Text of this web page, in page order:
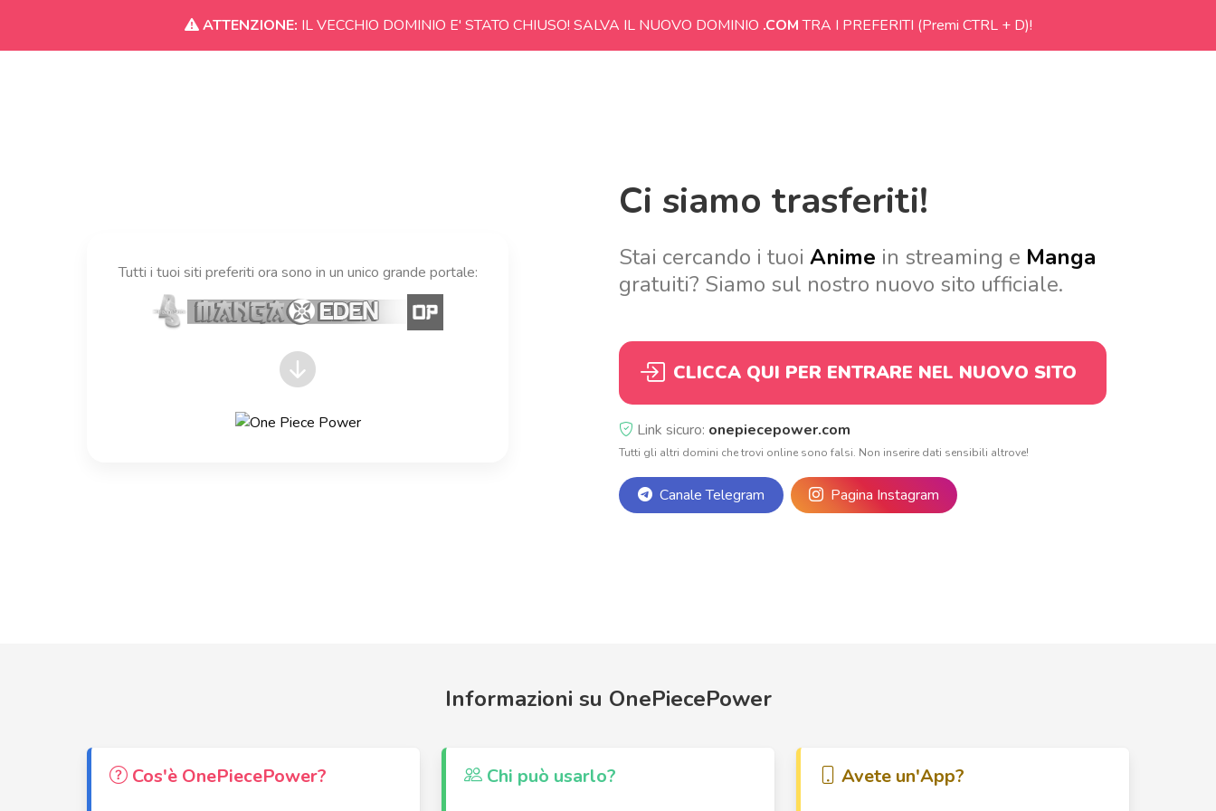
ATTENZIONE: IL VECCHIO DOMINIO E' STATO CHIUSO! SALVA IL NUOVO DOMINIO .COMTRA I PREFERITI (Premi CTRL + D)!
Tutti i tuoi siti preferiti ora sono in un unico grande portale:
Ci siamo trasferiti!
Stai cercando i tuoi Anime in streaming e Manga
gratuiti? Siamo sul nostro nuovo sito ufficiale.
CLICCA QUI PER ENTRARE NEL NUOVO SITO
Link sicuro: onepiecepower.com
Tutti gli altri domini che trovi online sono falsi. Non inserire dati sensibili altrove!
Canale Telegram Pagina Instagram
Informazioni su OnePiecePower
Cos'è OnePiecePower? Chi può usarlo? Avete un'App?